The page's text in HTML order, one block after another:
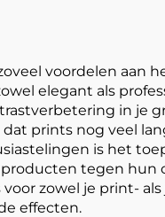
voordelen aan
elegant als
in je
dat prints nog veel
is het
tegen hun
voor zowel je print-
effecten.